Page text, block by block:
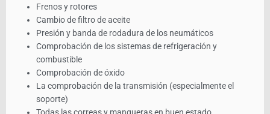
Frenos y rotores
Cambio de filtro de aceite
Presión y banda de rodadura de los neumáticos
Comprobación de los sistemas de refrigeración y
combustible
Comprobación de óxido
La comprobación de la transmisión (especialmente el
soporte)